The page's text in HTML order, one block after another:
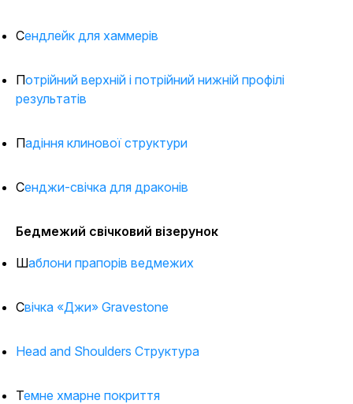
Сендлейк для хаммерів
Потрійний верхній і потрійний нижній профілі
результатів
Падіння клинової структури
Сенджи-свічка для драконів
Бедмежий свічковий візерунок
Шаблони прапорів ведмежих
Свічка «Джи» Gravestone
Head and Shoulders Структура
Темне хмарне покриття